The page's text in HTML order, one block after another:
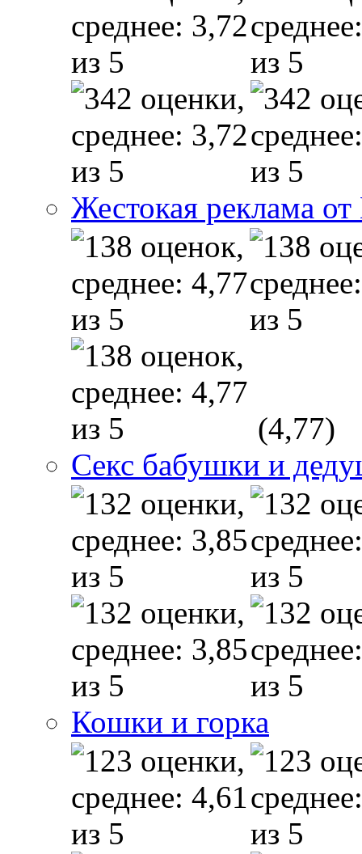
Жестокая реклама
(4,77)
Секс бабушки и
Кошки и горка